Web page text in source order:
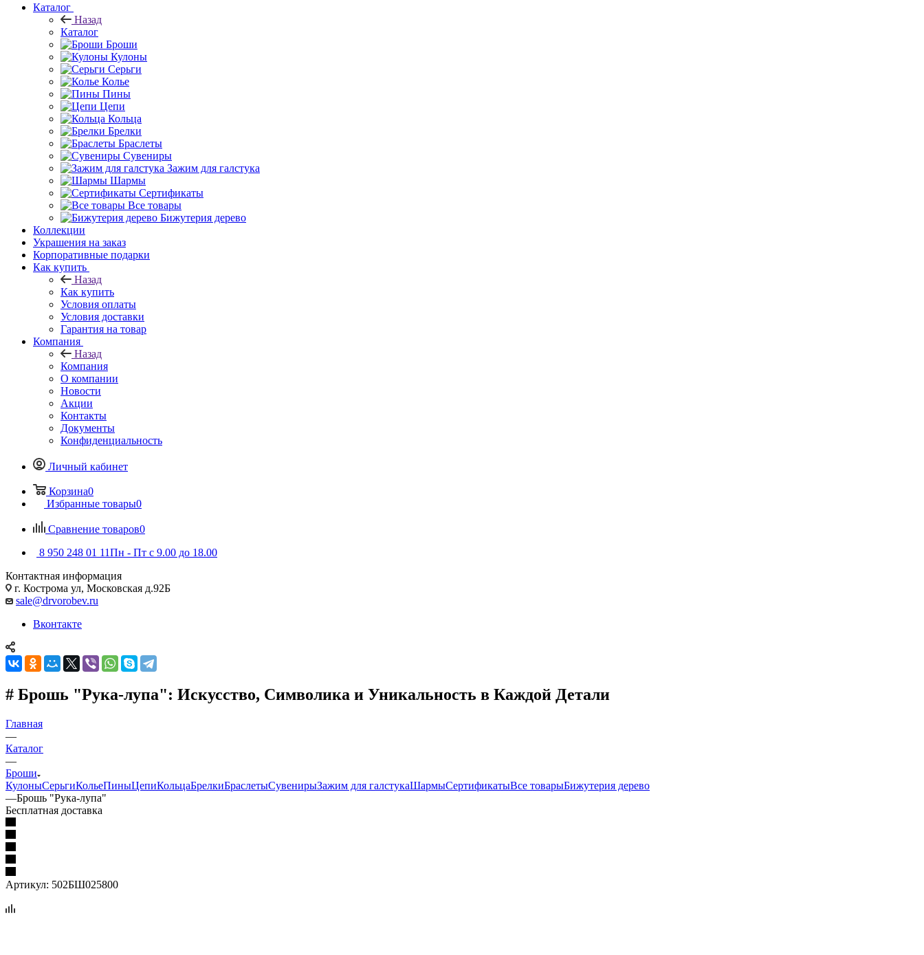
Каталог
Назад
Каталог
Броши
Кулоны
Серьги
Колье
Пины
Цепи
Кольца
Брелки
Браслеты
Сувениры
Зажим для галстука
Шармы
Сертификаты
Все товары
Бижутерия дерево
Коллекции
Украшения на заказ
Корпоративные подарки
Как купить
Назад
Как купить
Условия оплаты
Условия доставки
Гарантия на товар
Компания
Назад
Компания
О компании
Новости
Акции
Контакты
Документы
Конфиденциальность
Личный кабинет
Корзина0
Избранные товары0
Сравнение товаров0
8 950 248 01 11Пн - Пт с 9.00 до 18.00
Контактная информация
г. Кострома ул, Московская д.92Б
sale@drvorobev.ru
Вконтакте
# Брошь "Рука-лупа": Искусство, Символика и Уникальность в Каждой Детали
Главная
—
Каталог
—
Броши
КулоныСерьгиКольеПиныЦепиКольцаБрелкиБраслетыСувенирыЗажим для галстукаШармыСертификатыВсе товарыБижутерия дерево
—Брошь "Рука-лупа"
Бесплатная доставка
Артикул: 502БШ025800